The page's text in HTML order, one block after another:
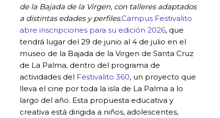
de la Bajada de la Virgen, con talleres adaptados
a distintas edades y perfiles.Campus Festivalito
abre inscripciones para su edición 2026, que
tendrá lugar del 29 de junio al 4 de julio en el
museo de la Bajada de la Virgen de Santa Cruz
de La Palma, dentro del programa de
actividades del Festivalito 360, un proyecto que
lleva el cine por toda la isla de La Palma a lo
largo del año. Esta propuesta educativa y
creativa está dirigida a niños, adolescentes,